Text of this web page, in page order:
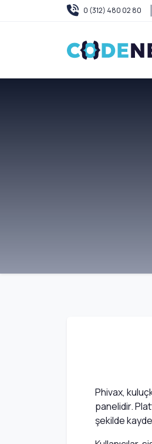
0 (312) 480 02 80
Phivax,
panelidir.
şekilde